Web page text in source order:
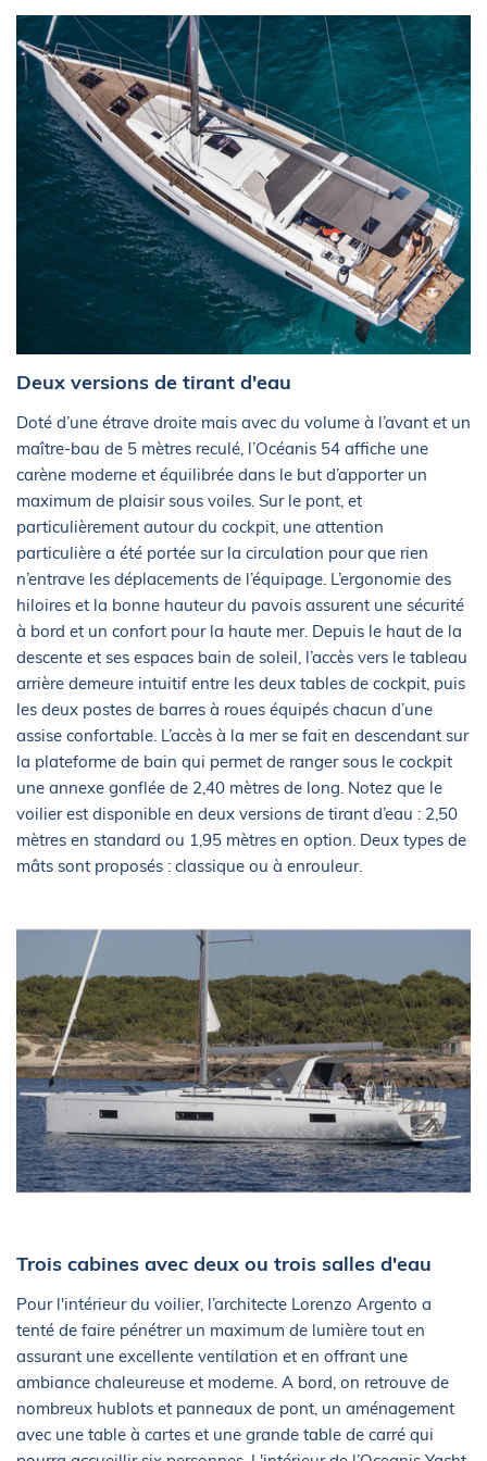
Deux versions de tirant d'eau
Doté d’une étrave droite mais avec du volume à l’avant et un
maître-bau de 5 mètres reculé, l’Océanis 54 affiche une
carène moderne et équilibrée dans le but d’apporter un
maximum de plaisir sous voiles. Sur le pont, et
particulièrement autour du cockpit, une attention
particulière a été portée sur la circulation pour que rien
n’entrave les déplacements de l’équipage. L’ergonomie des
hiloires et la bonne hauteur du pavois assurent une sécurité
à bord et un confort pour la haute mer. Depuis le haut de la
descente et ses espaces bain de soleil, l’accès vers le tableau
arrière demeure intuitif entre les deux tables de cockpit, puis
les deux postes de barres à roues équipés chacun d’une
assise confortable. L’accès à la mer se fait en descendant sur
la plateforme de bain qui permet de ranger sous le cockpit
une annexe gonflée de 2,40 mètres de long. Notez que le
voilier est disponible en deux versions de tirant d’eau : 2,50
mètres en standard ou 1,95 mètres en option. Deux types de
mâts sont proposés : classique ou à enrouleur.
Trois cabines avec deux ou trois salles d'eau
Pour l'intérieur du voilier, l’architecte Lorenzo Argento a
tenté de faire pénétrer un maximum de lumière tout en
assurant une excellente ventilation et en offrant une
ambiance chaleureuse et moderne. A bord, on retrouve de
nombreux hublots et panneaux de pont, un aménagement
avec une table à cartes et une grande table de carré qui